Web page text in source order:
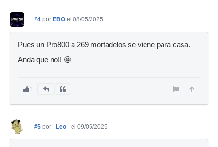
#4 por EBO el 08/05/2025
Pues un Pro800 a 269 mortadelos se viene para casa.
Anda que no!! 🤩
1
#5 por _Leo_ el 09/05/2025